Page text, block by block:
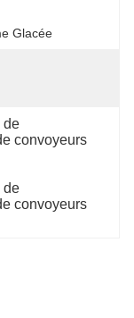
Glacée
de
convoyeurs
de
convoyeurs